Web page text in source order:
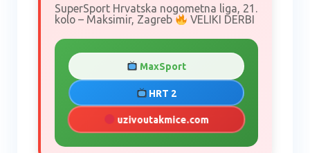
SuperSport Hrvatska nogometna liga, 21.
kolo – Maksimir, Zagreb
VELIKI DERBI
MaxSport
HRT 2
uzivoutakmice.com